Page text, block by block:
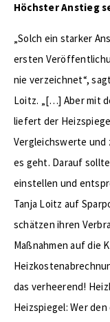
Höchster Anstieg
„Solch ein starker
ersten
nie verzeichnet“,
Loitz. „[…] Aber mit
liefert der
Vergleichswerte und
es geht. Darauf
einstellen und
Tanja Loitz auf
schätzen ihren
Maßnahmen auf die
das verheerend!
Heizspiegel: Wer